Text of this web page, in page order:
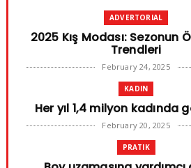
ADVERTORIAL
2025 Kış Modası: Sezonun
Trendleri
February 24, 2025
KADIN
Her yıl 1,4 milyon kadında
February 20, 2025
PRATIK